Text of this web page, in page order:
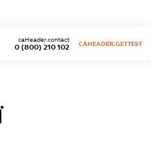
0 (800) 210 102
caHeader.contact
CAHEADER.GETTEST